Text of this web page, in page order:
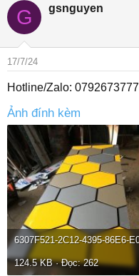
G gsnguyen
17/7/24
Hotline/Zalo: 0792673777
Ảnh đính kèm
124.5 KB · Đọc: 262